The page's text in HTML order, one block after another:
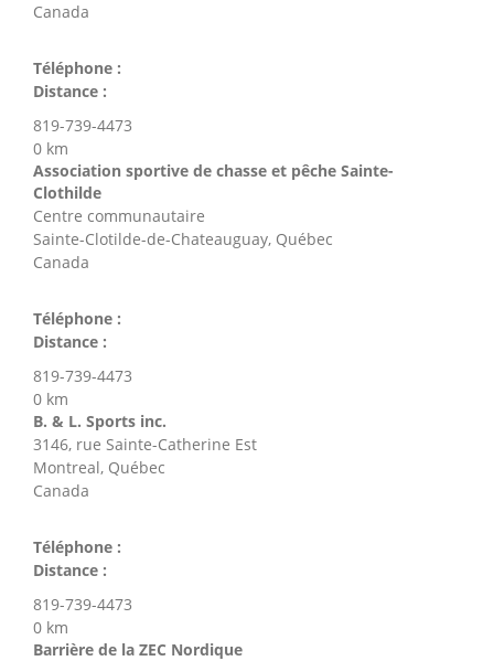
Canada
Téléphone :
Distance :
819-739-4473
0 km
Association sportive de chasse et pêche Sainte-
Clothilde
Centre communautaire
Sainte-Clotilde-de-Chateauguay, Québec
Canada
Téléphone :
Distance :
819-739-4473
0 km
B. & L. Sports inc.
3146, rue Sainte-Catherine Est
Montreal, Québec
Canada
Téléphone :
Distance :
819-739-4473
0 km
Barrière de la ZEC Nordique